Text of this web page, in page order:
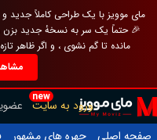
مای موویز با یک طراحی کاملاً جدید
🎉 حتماً یک سر به نسخهٔ جدید
مانده تا گم نشوی ، و اگر ظاهر
new
ورود به سایت
صفحه اصلی
چهره های مشهور